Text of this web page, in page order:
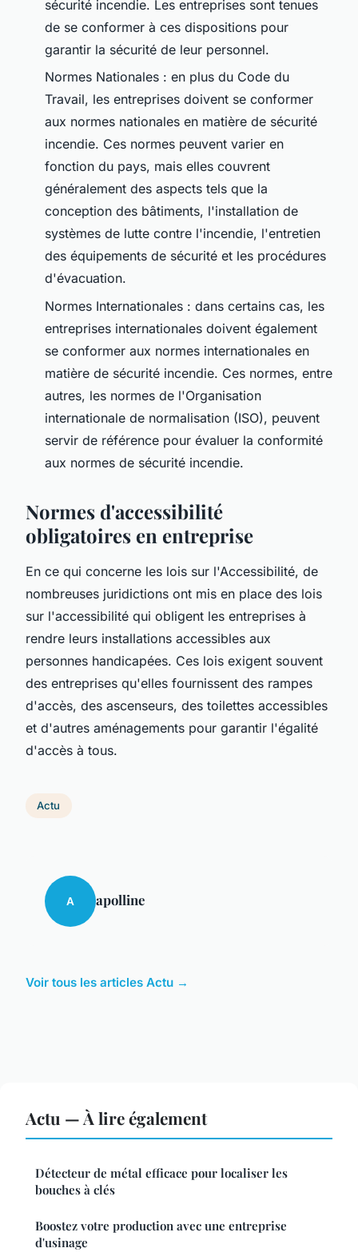
sécurité incendie. Les entreprises sont tenues
de se conformer à ces dispositions pour
garantir la sécurité de leur personnel.
Normes Nationales : en plus du Code du
Travail, les entreprises doivent se conformer
aux normes nationales en matière de sécurité
incendie. Ces normes peuvent varier en
fonction du pays, mais elles couvrent
généralement des aspects tels que la
conception des bâtiments, l'installation de
systèmes de lutte contre l'incendie, l'entretien
des équipements de sécurité et les procédures
d'évacuation.
Normes Internationales : dans certains cas, les
entreprises internationales doivent également
se conformer aux normes internationales en
matière de sécurité incendie. Ces normes, entre
autres, les normes de l'Organisation
internationale de normalisation (ISO), peuvent
servir de référence pour évaluer la conformité
aux normes de sécurité incendie.
Normes d'accessibilité
obligatoires en entreprise
En ce qui concerne les lois sur l'Accessibilité, de
nombreuses juridictions ont mis en place des lois
sur l'accessibilité qui obligent les entreprises à
rendre leurs installations accessibles aux
personnes handicapées. Ces lois exigent souvent
des entreprises qu'elles fournissent des rampes
d'accès, des ascenseurs, des toilettes accessibles
et d'autres aménagements pour garantir l'égalité
d'accès à tous.
Actu
A apolline
Voir tous les articles Actu →
Actu — À lire également
Détecteur de métal efficace pour localiser les
bouches à clés
Boostez votre production avec une entreprise
d'usinage